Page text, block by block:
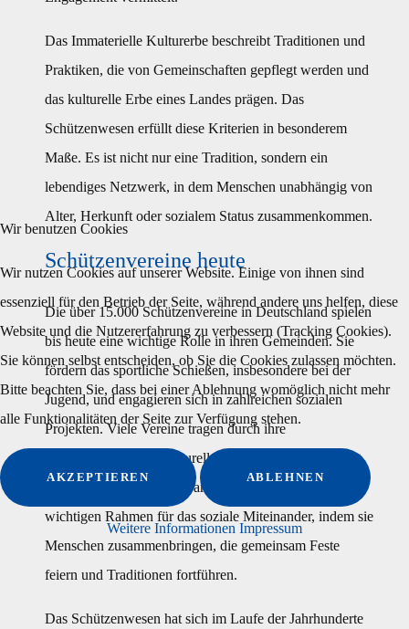
Das Immaterielle Kulturerbe beschreibt Traditionen und
Praktiken, die von Gemeinschaften gepflegt werden und
das kulturelle Erbe eines Landes prägen. Das
Schützenwesen erfüllt diese Kriterien in besonderem
Maße. Es ist nicht nur eine Tradition, sondern ein
lebendiges Netzwerk, in dem Menschen unabhängig von
Alter, Herkunft oder sozialem Status zusammenkommen.
Schützenvereine heute
Die über 15.000 Schützenvereine in Deutschland spielen
bis heute eine wichtige Rolle in ihren Gemeinden. Sie
fördern das sportliche Schießen, insbesondere bei der
Jugend, und engagieren sich in zahlreichen sozialen
Projekten. Viele Vereine tragen durch ihre
Veranstaltungen zur kulturellen Vielfalt und zum Erhalt
regionaler Bräuche bei. Darüber hinaus bieten sie einen
wichtigen Rahmen für das soziale Miteinander, indem sie
Menschen zusammenbringen, die gemeinsam Feste
feiern und Traditionen fortführen.
Das Schützenwesen hat sich im Laufe der Jahrhunderte
Wir benutzen Cookies
Wir nutzen Cookies auf unserer Website. Einige von ihnen sind
essenziell für den Betrieb der Seite, während andere uns helfen, diese
Website und die Nutzererfahrung zu verbessern (Tracking Cookies).
Sie können selbst entscheiden, ob Sie die Cookies zulassen möchten.
Bitte beachten Sie, dass bei einer Ablehnung womöglich nicht mehr
alle Funktionalitäten der Seite zur Verfügung stehen.
AKZEPTIEREN ABLEHNEN
Weitere Informationen Impressum